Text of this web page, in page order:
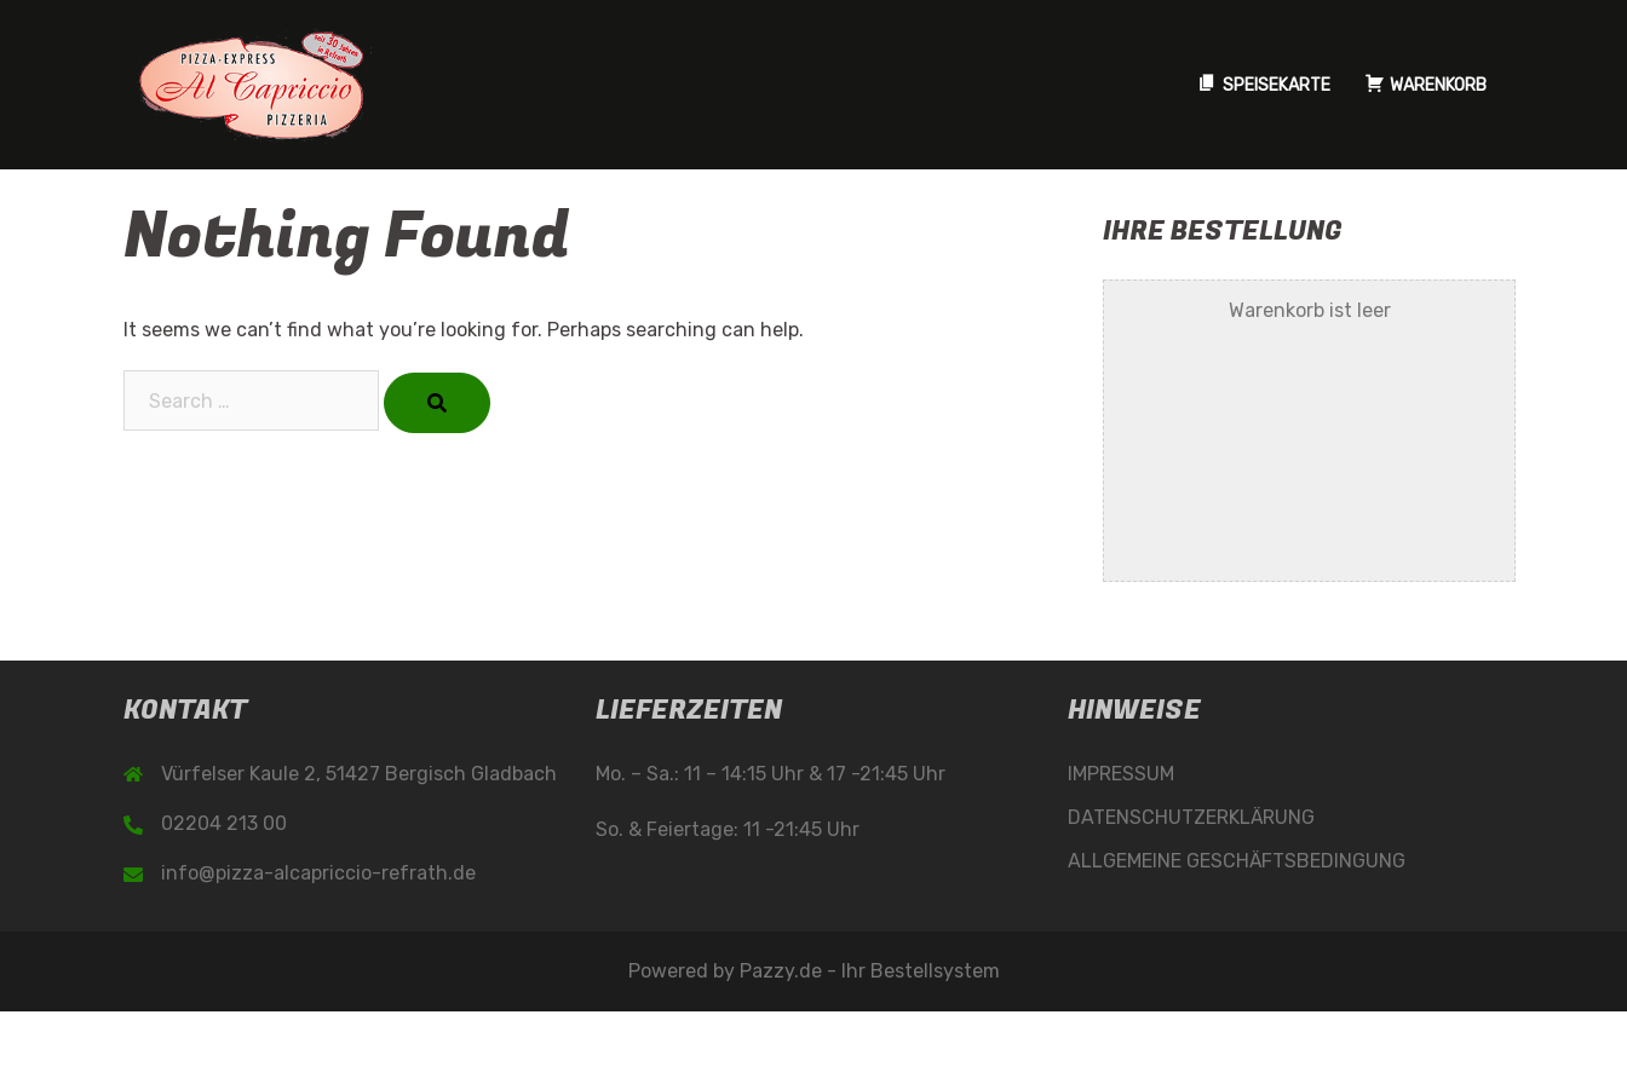
SPEISEKARTE WARENKORB
Nothing Found
It seems we can’t find what you’re looking for. Perhaps searching can help.
IHRE BESTELLUNG
Warenkorb ist leer
KONTAKT
Vürfelser Kaule 2, 51427 Bergisch Gladbach
02204 213 00
info@pizza-alcapriccio-refrath.de
LIEFERZEITEN
Mo. – Sa.: 11 – 14:15 Uhr & 17 -21:45 Uhr
So. & Feiertage: 11 -21:45 Uhr
HINWEISE
IMPRESSUM
DATENSCHUTZERKLÄRUNG
ALLGEMEINE GESCHÄFTSBEDINGUNG
Powered by Pazzy.de - Ihr Bestellsystem